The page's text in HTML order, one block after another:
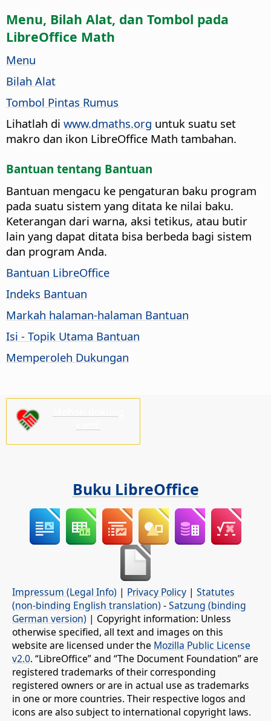
Menu, Bilah Alat, dan Tombol pada
LibreOffice Math
Menu
Bilah Alat
Tombol Pintas Rumus
Lihatlah di www.dmaths.org untuk suatu set
makro dan ikon LibreOffice Math tambahan.
Bantuan tentang Bantuan
Bantuan mengacu ke pengaturan baku program
pada suatu sistem yang ditata ke nilai baku.
Keterangan dari warna, aksi tetikus, atau butir
lain yang dapat ditata bisa berbeda bagi sistem
dan program Anda.
Bantuan LibreOffice
Indeks Bantuan
Markah halaman-halaman Bantuan
Isi - Topik Utama Bantuan
Memperoleh Dukungan
Buku LibreOffice
Impressum (Legal Info) | Privacy Policy | Statutes
(non-binding English translation) -Satzung (binding
German version) | Copyright information: Unless
otherwise specified, all text and images on this
website are licensed under the Mozilla Public License
v2.0. “LibreOffice” and “The Document Foundation” are
registered trademarks of their corresponding
registered owners or are in actual use as trademarks
in one or more countries. Their respective logos and
icons are also subject to international copyright laws.